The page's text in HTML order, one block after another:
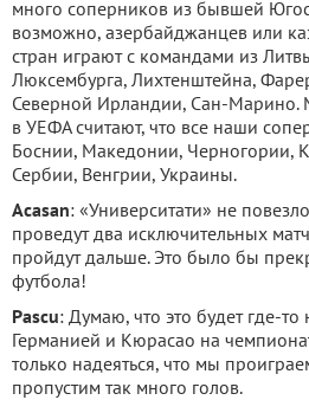
много соперников из бывшей
возможно, азербайджанцев или
стран играют с командами из
Люксембурга, Лихтенштейна,
Северной Ирландии, Сан-
в УЕФА считают, что все наши
Боснии, Македонии, Черногории,
Сербии, Венгрии, Украины.
Acasan: «Университати» не
проведут два исключительных
пройдут дальше. Это было бы
футбола!
Pascu: Думаю, что это будет где-
Германией и Кюрасао на
только надеяться, что мы
пропустим так много голов.